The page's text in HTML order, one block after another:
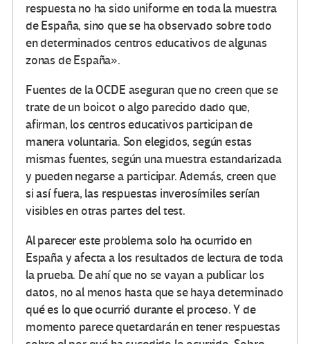
respuesta no ha sido uniforme en toda la muestra
de España, sino que se ha observado sobre todo
en determinados centros educativos de algunas
zonas de España».
Fuentes de la OCDE aseguran que no creen que se
trate de un boicot o algo parecido dado que,
afirman, los centros educativos participan de
manera voluntaria. Son elegidos, según estas
mismas fuentes, según una muestra estandarizada
y pueden negarse a participar. Además, creen que
si así fuera, las respuestas inverosímiles serían
visibles en otras partes del test.
Al parecer este problema solo ha ocurrido en
España y afecta a los resultados de lectura de toda
la prueba. De ahí que no se vayan a publicar los
datos, no al menos hasta que se haya determinado
qué es lo que ocurrió durante el proceso. Y de
momento parece quetardarán en tener respuestas